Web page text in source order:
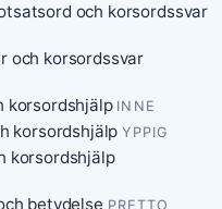
och korsordssvar
och korsordssvar
korsordshjälp INNE
korsordshjälp YPPIG
korsordshjälp
betydelse PRETTO